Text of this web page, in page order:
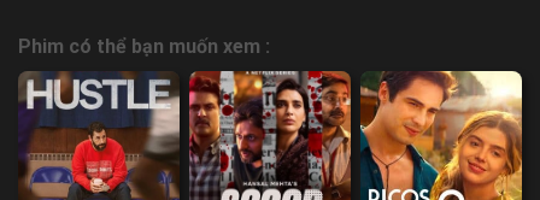
Phim có thể bạn muốn xem :